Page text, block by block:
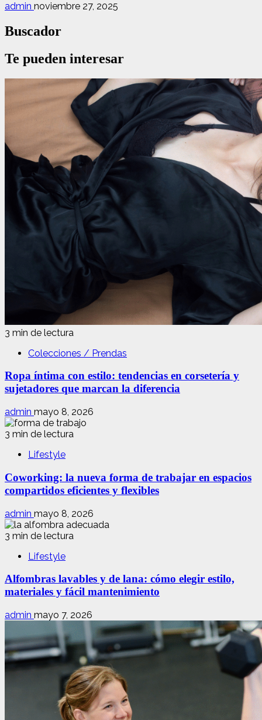
admin noviembre 27, 2025
Buscador
Te pueden interesar
3 min de lectura
Colecciones / Prendas
Ropa íntima con estilo: tendencias en corsetería y
sujetadores que marcan la diferencia
admin mayo 8, 2026
3 min de lectura
Lifestyle
Coworking: la nueva forma de trabajar en espacios
compartidos eficientes y flexibles
admin mayo 8, 2026
3 min de lectura
Lifestyle
Alfombras lavables y de lana: cómo elegir estilo,
materiales y fácil mantenimiento
admin mayo 7, 2026